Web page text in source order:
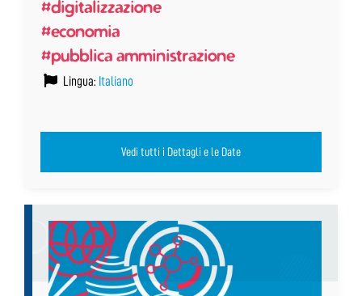
#digitalizzazione
#economia
#pubblica amministrazione
Lingua: Italiano
Vedi tutti i Dettagli e le Date